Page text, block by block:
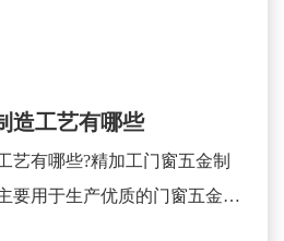
造工艺有哪些
艺有哪些?精加工门窗五金制
要用于生产优质的门窗五金产
以下几个方面：